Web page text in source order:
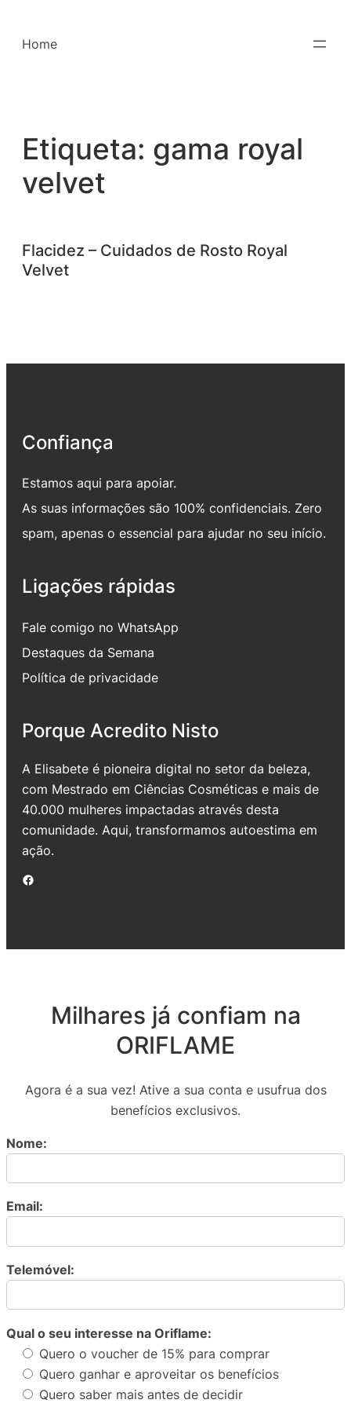
para
Home
Etiqueta: gama royal
velvet
Flacidez – Cuidados de Rosto Royal
Velvet
Confiança
Estamos aqui para apoiar.
As suas informações são 100% confidenciais. Zero
spam, apenas o essencial para ajudar no seu início.
Ligações rápidas
Fale comigo no WhatsApp
Destaques da Semana
Política de privacidade
Porque Acredito Nisto
A Elisabete é pioneira digital no setor da beleza,
com Mestrado em Ciências Cosméticas e mais de
40.000 mulheres impactadas através desta
comunidade. Aqui, transformamos autoestima em
ação.
Facebook
Milhares já confiam na
ORIFLAME
Agora é a sua vez! Ative a sua conta e usufrua dos
benefícios exclusivos.
Nome:
Email:
Telemóvel:
Qual o seu interesse na Oriflame:
Quero o voucher de 15% para comprar
Quero ganhar e aproveitar os benefícios
Quero saber mais antes de decidir